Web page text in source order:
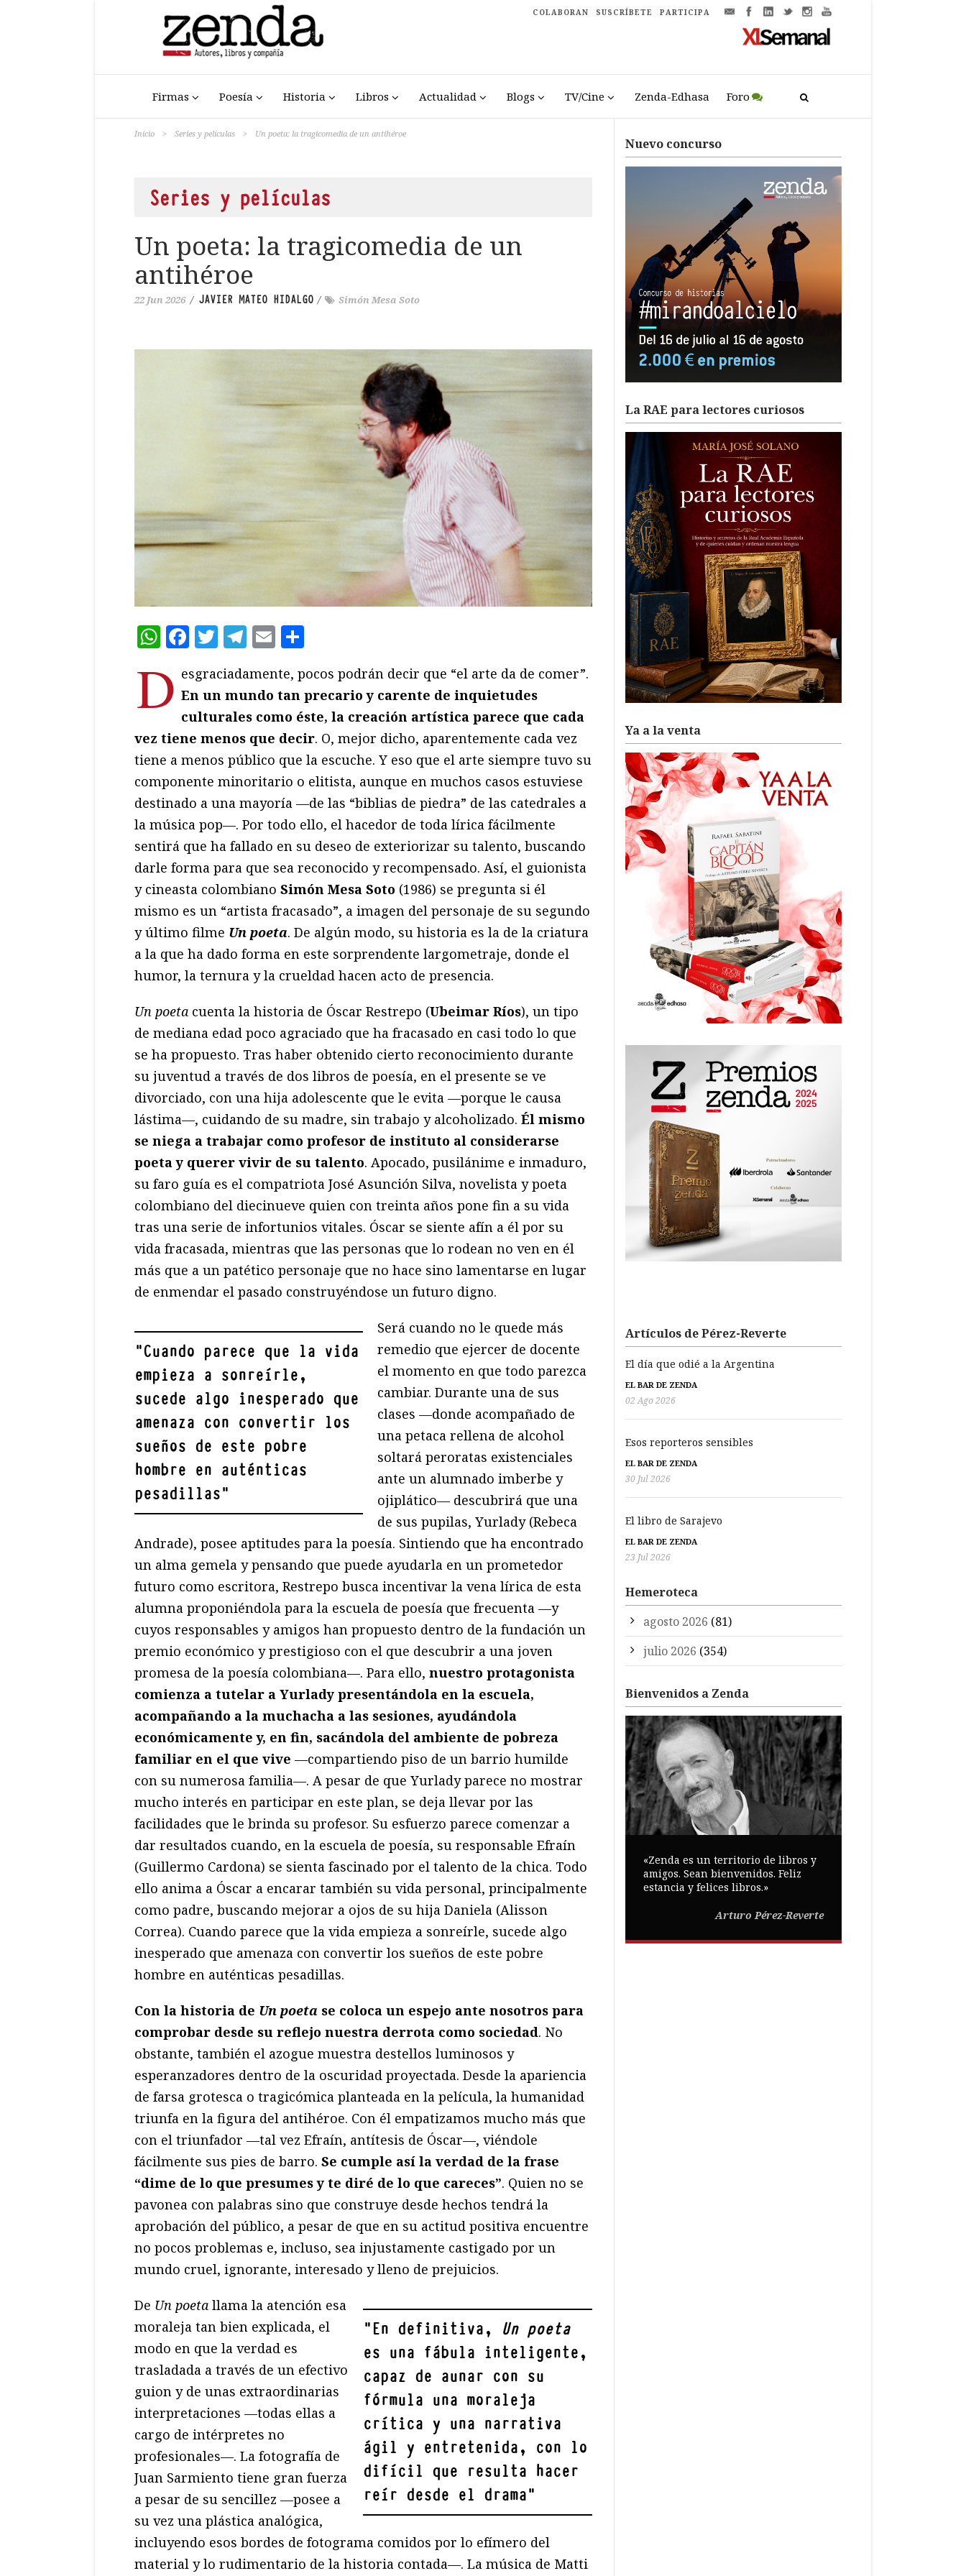
COLABORAN SUSCRÍBETE PARTICIPA
Firmas Poesía Historia Libros Actualidad Blogs TV/Cine Zenda-Edhasa Foro
Inicio > Series y películas > Un poeta: la tragicomedia de un antihéroe
Series y películas
Un poeta: la tragicomedia de un
antihéroe
22 Jun 2026 / JAVIER MATEO HIDALGO / Simón Mesa Soto
WhatsApp
Facebook
Twitter
Telegram
Email
D esgraciadamente, pocos podrán decir que “el arte da de comer”.
En un mundo tan precario y carente de inquietudes
culturales como éste, la creación artística parece que cada
vez tiene menos que decir. O, mejor dicho, aparentemente cada vez
tiene a menos público que la escuche. Y eso que el arte siempre tuvo su
componente minoritario o elitista, aunque en muchos casos estuviese
destinado a una mayoría —de las “biblias de piedra” de las catedrales a
la música pop—. Por todo ello, el hacedor de toda lírica fácilmente
sentirá que ha fallado en su deseo de exteriorizar su talento, buscando
darle forma para que sea reconocido y recompensado. Así, el guionista
y cineasta colombiano Simón Mesa Soto (1986) se pregunta si él
mismo es un “artista fracasado”, a imagen del personaje de su segundo
y último filme Un poeta. De algún modo, su historia es la de la criatura
a la que ha dado forma en este sorprendente largometraje, donde el
humor, la ternura y la crueldad hacen acto de presencia.
Un poeta cuenta la historia de Óscar Restrepo (Ubeimar Ríos), un tipo
de mediana edad poco agraciado que ha fracasado en casi todo lo que
se ha propuesto. Tras haber obtenido cierto reconocimiento durante
su juventud a través de dos libros de poesía, en el presente se ve
divorciado, con una hija adolescente que le evita —porque le causa
lástima—, cuidando de su madre, sin trabajo y alcoholizado. Él mismo
se niega a trabajar como profesor de instituto al considerarse
poeta y querer vivir de su talento. Apocado, pusilánime e inmaduro,
su faro guía es el compatriota José Asunción Silva, novelista y poeta
colombiano del diecinueve quien con treinta años pone fin a su vida
tras una serie de infortunios vitales. Óscar se siente afín a él por su
vida fracasada, mientras que las personas que lo rodean no ven en él
más que a un patético personaje que no hace sino lamentarse en lugar
de enmendar el pasado construyéndose un futuro digno.
"Cuando parece que la vida
empieza a sonreírle,
sucede algo inesperado que
amenaza con convertir los
sueños de este pobre
hombre en auténticas
pesadillas"
Será cuando no le quede más
remedio que ejercer de docente
el momento en que todo parezca
cambiar. Durante una de sus
clases —donde acompañado de
una petaca rellena de alcohol
soltará peroratas existenciales
ante un alumnado imberbe y
ojiplático— descubrirá que una
de sus pupilas, Yurlady (Rebeca
Andrade), posee aptitudes para la poesía. Sintiendo que ha encontrado
un alma gemela y pensando que puede ayudarla en un prometedor
futuro como escritora, Restrepo busca incentivar la vena lírica de esta
alumna proponiéndola para la escuela de poesía que frecuenta —y
cuyos responsables y amigos han propuesto dentro de la fundación un
premio económico y prestigioso con el que descubrir a una joven
promesa de la poesía colombiana—. Para ello, nuestro protagonista
comienza a tutelar a Yurlady presentándola en la escuela,
acompañando a la muchacha a las sesiones, ayudándola
económicamente y, en fin, sacándola del ambiente de pobreza
familiar en el que vive —compartiendo piso de un barrio humilde
con su numerosa familia—. A pesar de que Yurlady parece no mostrar
mucho interés en participar en este plan, se deja llevar por las
facilidades que le brinda su profesor. Su esfuerzo parece comenzar a
dar resultados cuando, en la escuela de poesía, su responsable Efraín
(Guillermo Cardona) se sienta fascinado por el talento de la chica. Todo
ello anima a Óscar a encarar también su vida personal, principalmente
como padre, buscando mejorar a ojos de su hija Daniela (Alisson
Correa). Cuando parece que la vida empieza a sonreírle, sucede algo
inesperado que amenaza con convertir los sueños de este pobre
hombre en auténticas pesadillas.
Con la historia de Un poeta se coloca un espejo ante nosotros para
comprobar desde su reflejo nuestra derrota como sociedad. No
obstante, también el azogue muestra destellos luminosos y
esperanzadores dentro de la oscuridad proyectada. Desde la apariencia
de farsa grotesca o tragicómica planteada en la película, la humanidad
triunfa en la figura del antihéroe. Con él empatizamos mucho más que
con el triunfador —tal vez Efraín, antítesis de Óscar—, viéndole
fácilmente sus pies de barro. Se cumple así la verdad de la frase
“dime de lo que presumes y te diré de lo que careces”. Quien no se
pavonea con palabras sino que construye desde hechos tendrá la
aprobación del público, a pesar de que en su actitud positiva encuentre
no pocos problemas e, incluso, sea injustamente castigado por un
mundo cruel, ignorante, interesado y lleno de prejuicios.
"En definitiva, Un poeta
es una fábula inteligente,
capaz de aunar con su
fórmula una moraleja
crítica y una narrativa
ágil y entretenida, con lo
difícil que resulta hacer
reír desde el drama"
De Un poeta llama la atención esa
moraleja tan bien explicada, el
modo en que la verdad es
trasladada a través de un efectivo
guion y de unas extraordinarias
interpretaciones —todas ellas a
cargo de intérpretes no
profesionales—. La fotografía de
Juan Sarmiento tiene gran fuerza
a pesar de su sencillez —posee a
su vez una plástica analógica,
incluyendo esos bordes de fotograma comidos por lo efímero del
material y lo rudimentario de la historia contada—. La música de Matti
Nuevo concurso
La RAE para lectores curiosos
Ya a la venta
Artículos de Pérez-Reverte
El día que odié a la Argentina
EL BAR DE ZENDA
02 Ago 2026
Esos reporteros sensibles
EL BAR DE ZENDA
30 Jul 2026
El libro de Sarajevo
EL BAR DE ZENDA
23 Jul 2026
Hemeroteca
agosto 2026 (81)
julio 2026 (354)
Bienvenidos a Zenda
«Zenda es un territorio de libros y
amigos. Sean bienvenidos. Feliz
estancia y felices libros.»
Arturo Pérez-Reverte